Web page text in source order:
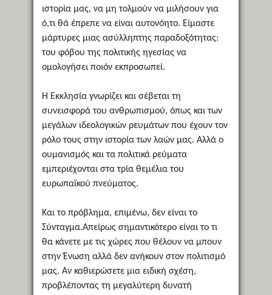
ιστορία μας, να μη τολμούν να μιλήσουν για
ό,τι θά έπρεπε να είναι αυτονόητο. Είμαστε
μάρτυρες μιας ασύλληπτης παραδοξότητας:
του φόβου της πολιτικής ηγεσίας να
ομολογήσει ποιόν εκπροσωπεί.
Η Εκκλησία γνωρίζει και σέβεται τη
συνεισφορά του ανθρωπισμού, όπως και των
μεγάλων ιδεολογικών ρευμάτων που έχουν τον
ρόλο τους στην ιστορία των λαών μας. Αλλά ο
ουμανισμός και τα πολιτικά ρεύματα
εμπεριέχονται στα τρία θεμέλια του
ευρωπαϊκού πνεύματος.
Και το πρόβλημα, επιμένω, δεν είναι το
Σύνταγμα.Απείρως σημαντικότερο είναι το τι
θα κάνετε με τις χώρες που θέλουν να μπουν
στην Ένωση αλλά δεν ανήκουν στον πολιτισμό
μας. Αν καθιερώσετε μια ειδική σχέση,
προβλέποντας τη μεγαλύτερη δυνατή